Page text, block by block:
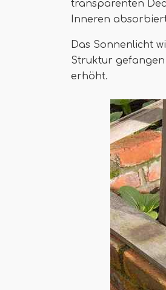
transparenten
Inneren
Das Sonnenlicht
Struktur gefangen
erhöht.